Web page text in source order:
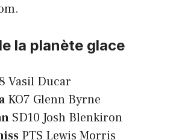
la planète glace
Vasil Ducar
KO7 Glenn Byrne
SD10 Josh Blenkiron
PTS Lewis Morris